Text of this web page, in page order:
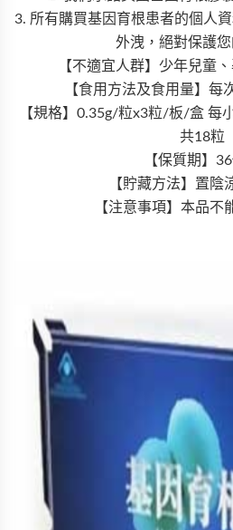
3. 所有購買基因育根患者的個人
外洩，絕對保護您
【不適宜人群】少年兒童
【食用方法及食用量】每
【規格】0.35g/粒x3粒/板/盒 每
共18粒
【保質期】
【貯藏方法】置陰
【注意事項】本品不